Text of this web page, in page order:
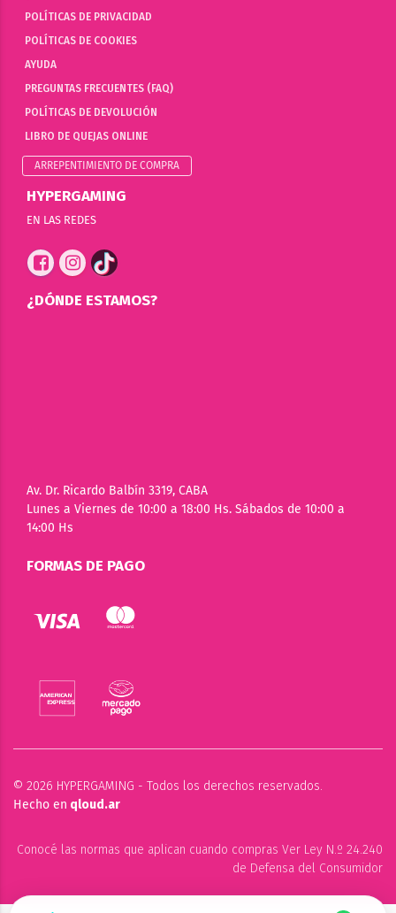
POLÍTICAS DE PRIVACIDAD
POLÍTICAS DE COOKIES
AYUDA
PREGUNTAS FRECUENTES (FAQ)
POLÍTICAS DE DEVOLUCIÓN
LIBRO DE QUEJAS ONLINE
ARREPENTIMIENTO DE COMPRA
HYPERGAMING
EN LAS REDES
¿DÓNDE ESTAMOS?
Av. Dr. Ricardo Balbín 3319, CABA
Lunes a Viernes de 10:00 a 18:00 Hs. Sábados de 10:00 a
14:00 Hs
FORMAS DE PAGO
© 2026 HYPERGAMING - Todos los derechos reservados.
Hecho en qloud.ar
Conocé las normas que aplican cuando compras Ver Ley N.º 24.240
de Defensa del Consumidor